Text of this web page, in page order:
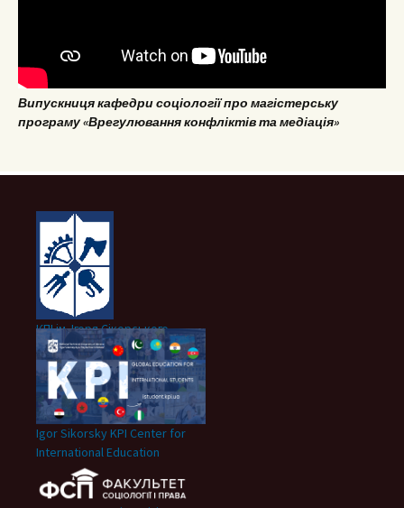
Випускниця кафедри соціології про магістерську
програму «Врегулювання конфліктів та медіація»
КПІ ім. Ігоря Сікорського
Igor Sikorsky KPI Center for
International Education